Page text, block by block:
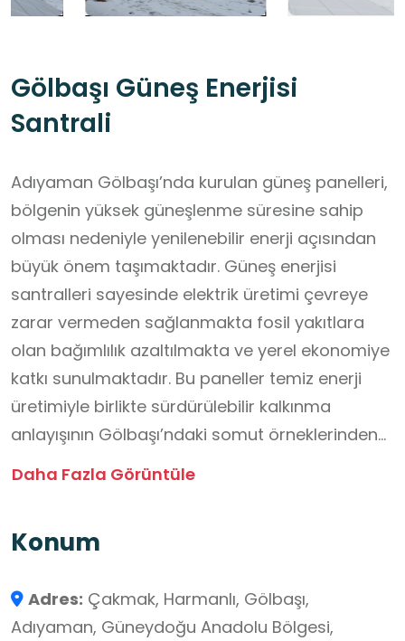
Gölbaşı Güneş Enerjisi
Santrali
Adıyaman Gölbaşı’nda kurulan güneş panelleri,
bölgenin yüksek güneşlenme süresine sahip
olması nedeniyle yenilenebilir enerji açısından
büyük önem taşımaktadır. Güneş enerjisi
santralleri sayesinde elektrik üretimi çevreye
zarar vermeden sağlanmakta fosil yakıtlara
olan bağımlılık azaltılmakta ve yerel ekonomiye
katkı sunulmaktadır. Bu paneller temiz enerji
üretimiyle birlikte sürdürülebilir kalkınma
anlayışının Gölbaşı’ndaki somut örneklerinden
biri olarak öne çıkmakta; çevre bilinci, enerji
öğrenme ortamı olarak da önemli faydalar
sağlar. Öğrenciler bu alanlarda yenilenebilir
Daha Fazla Görüntüle
Konum
Adres: Çakmak, Harmanlı, Gölbaşı,
Adıyaman, Güneydoğu Anadolu Bölgesi,